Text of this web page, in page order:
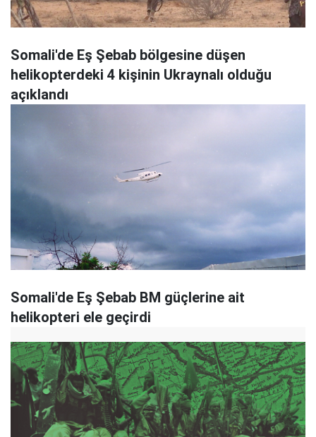
Somali'de Eş Şebab bölgesine düşen
helikopterdeki 4 kişinin Ukraynalı olduğu
açıklandı
Somali'de Eş Şebab BM güçlerine ait
helikopteri ele geçirdi